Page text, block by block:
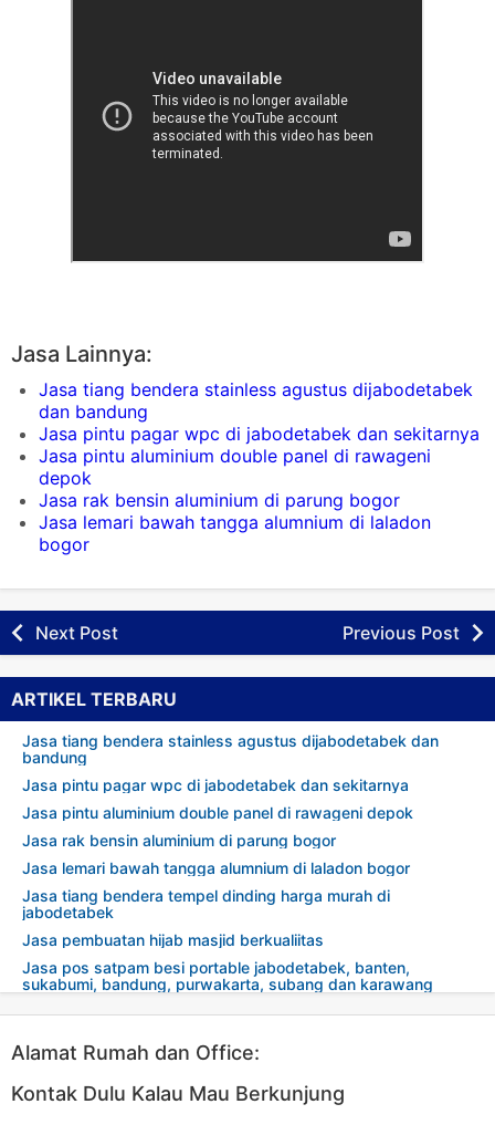
Jasa Lainnya:
Jasa tiang bendera stainless agustus dijabodetabek
dan bandung
Jasa pintu pagar wpc di jabodetabek dan sekitarnya
Jasa pintu aluminium double panel di rawageni
depok
Jasa rak bensin aluminium di parung bogor
Jasa lemari bawah tangga alumnium di laladon
bogor
Next Post Previous Post
ARTIKEL TERBARU
Jasa tiang bendera stainless agustus dijabodetabek dan
bandung
Jasa pintu pagar wpc di jabodetabek dan sekitarnya
Jasa pintu aluminium double panel di rawageni depok
Jasa rak bensin aluminium di parung bogor
Jasa lemari bawah tangga alumnium di laladon bogor
Jasa tiang bendera tempel dinding harga murah di
jabodetabek
Jasa pembuatan hijab masjid berkualiitas
Jasa pos satpam besi portable jabodetabek, banten,
sukabumi, bandung, purwakarta, subang dan karawang
Alamat Rumah dan Office:
Kontak Dulu Kalau Mau Berkunjung